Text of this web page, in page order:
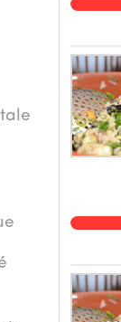
visite